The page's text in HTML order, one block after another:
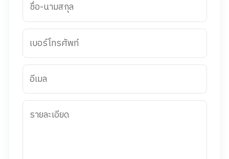
ชื่อ-นามสกุล
เบอร์โทรศัพท์
อีเมล
รายละเอียด